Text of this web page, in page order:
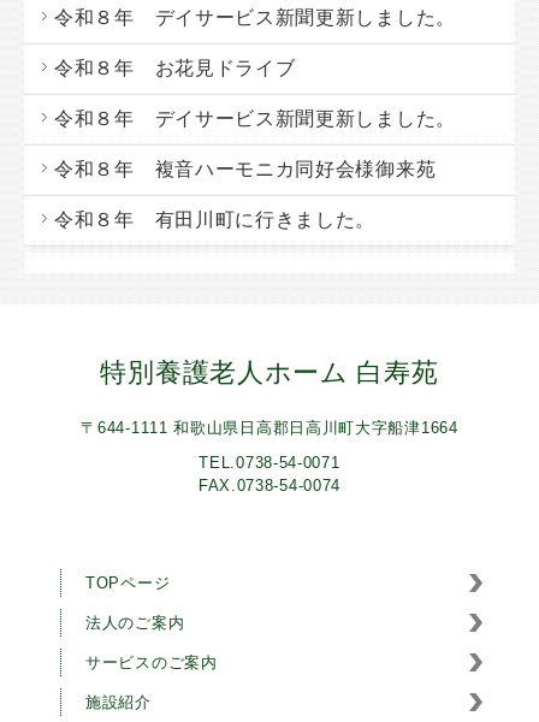
令和８年 デイサービス新聞更新しました。
令和８年 お花見ドライブ
令和８年 デイサービス新聞更新しました。
令和８年 複音ハーモニカ同好会様御来苑
令和８年 有田川町に行きました。
特別養護老人ホーム 白寿苑
〒644-1111 和歌山県日高郡日高川町大字船津1664
TEL.0738-54-0071
FAX.0738-54-0074
TOPページ
法人のご案内
サービスのご案内
施設紹介